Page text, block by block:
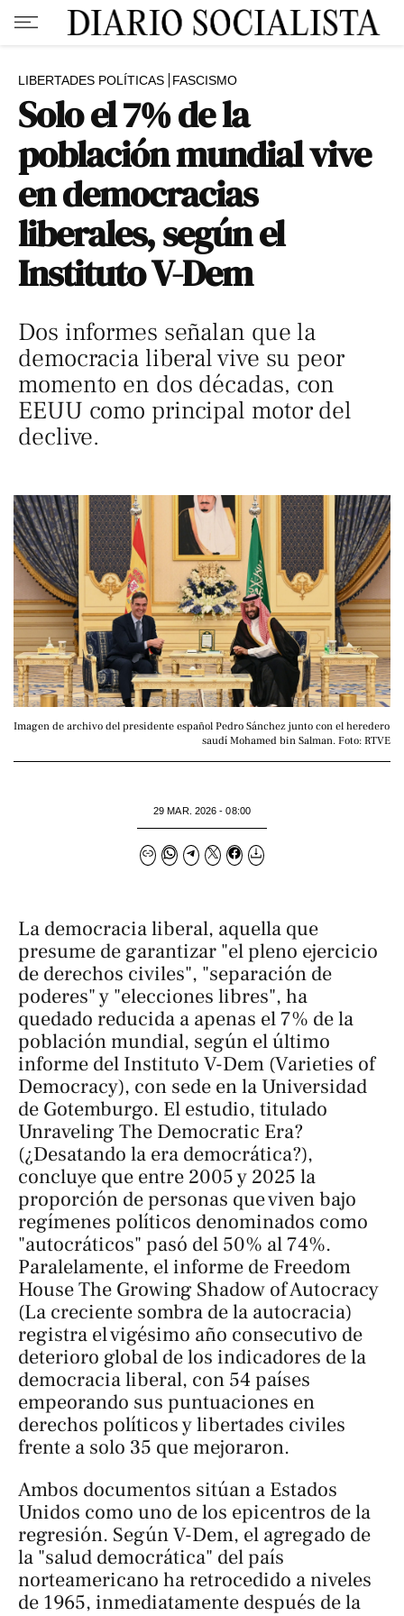
LIBERTADES POLÍTICAS FASCISMO
Solo el 7% de la
población mundial vive
en democracias
liberales, según el
Instituto V-Dem
Dos informes señalan que la
democracia liberal vive su peor
momento en dos décadas, con
EEUU como principal motor del
declive.
Imagen de archivo del presidente español Pedro Sánchez junto con el heredero
saudí Mohamed bin Salman. Foto: RTVE
29 MAR. 2026 - 08:00
La democracia liberal, aquella que
presume de garantizar "el pleno ejercicio
de derechos civiles", "separación de
poderes" y "elecciones libres", ha
quedado reducida a apenas el 7% de la
población mundial, según el último
informe del Instituto V-Dem (Varieties of
Democracy), con sede en la Universidad
de Gotemburgo. El estudio, titulado
Unraveling The Democratic Era?
(¿Desatando la era democrática?),
concluye que entre 2005 y 2025 la
proporción de personas que viven bajo
regímenes políticos denominados como
"autocráticos" pasó del 50% al 74%.
Paralelamente, el informe de Freedom
House The Growing Shadow of Autocracy
(La creciente sombra de la autocracia)
registra el vigésimo año consecutivo de
deterioro global de los indicadores de la
democracia liberal, con 54 países
empeorando sus puntuaciones en
derechos políticos y libertades civiles
frente a solo 35 que mejoraron.
Ambos documentos sitúan a Estados
Unidos como uno de los epicentros de la
regresión. Según V-Dem, el agregado de
la "salud democrática" del país
norteamericano ha retrocedido a niveles
de 1965, inmediatamente después de la